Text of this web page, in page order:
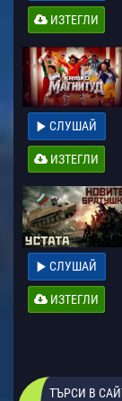
ИЗТЕГЛИ
СЛУШАЙ
ИЗТЕГЛИ
СЛУШАЙ
ИЗТЕГЛИ
ТЪРСИ В